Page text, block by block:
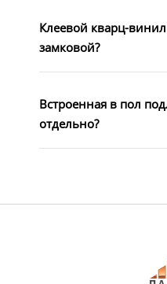
Клеевой кварц-
замковой?
Встроенная в пол
отдельно?